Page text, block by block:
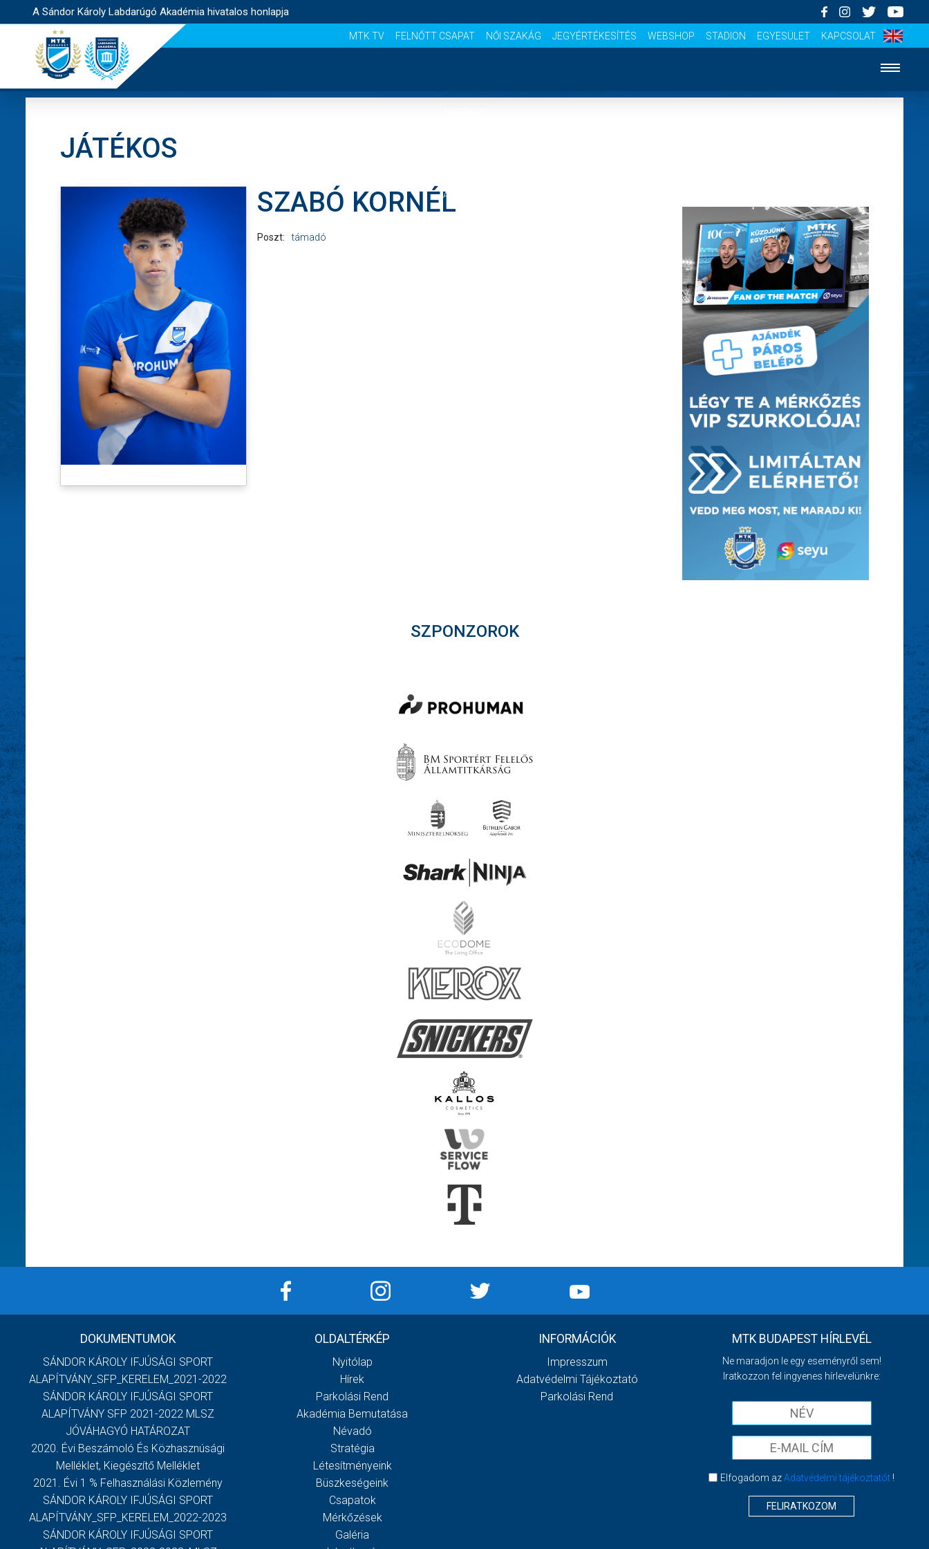
A Sándor Károly Labdarúgó Akadémia hivatalos honlapja
MTK TV FELNŐTT CSAPAT NŐI SZAKÁG JEGYÉRTÉKESÍTÉS WEBSHOP STADION EGYESÜLET KAPCSOLAT
AKADÉMIA
JÁTÉKOS
SZABÓ KORNÉL
Poszt: támadó
SZPONZOROK
DOKUMENTUMOK
SÁNDOR KÁROLY IFJÚSÁGI SPORT
ALAPÍTVÁNY_SFP_KERELEM_2021-2022
SÁNDOR KÁROLY IFJÚSÁGI SPORT
ALAPÍTVÁNY SFP 2021-2022 MLSZ
JÓVÁHAGYÓ HATÁROZAT
2020. Évi Beszámoló És Közhasznúsági
Melléklet, Kiegészítő Melléklet
2021. Évi 1 % Felhasználási Közlemény
SÁNDOR KÁROLY IFJÚSÁGI SPORT
ALAPÍTVÁNY_SFP_KERELEM_2022-2023
SÁNDOR KÁROLY IFJÚSÁGI SPORT
OLDALTÉRKÉP
Nyitólap
Hírek
Parkolási Rend
Akadémia Bemutatása
Névadó
Stratégia
Létesítményeink
Büszkeségeink
Csapatok
Mérkőzések
Galéria
INFORMÁCIÓK
Impresszum
Adatvédelmi Tájékoztató
Parkolási Rend
MTK BUDAPEST HÍRLEVÉL
Ne maradjon le egy eseményről sem!
Iratkozzon fel ingyenes hírlevelünkre:
Elfogadom azAdatvédelmi tájékoztatót !
FELIRATKOZOM